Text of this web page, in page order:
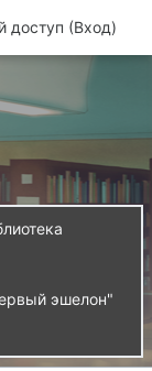
доступ (Вход)
эшелон"